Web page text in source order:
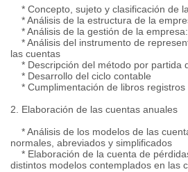
* Concepto, sujeto y clasificación de
* Análisis de la estructura de la
* Análisis de la gestión de la
* Análisis del instrumento de
las cuentas
* Descripción del método por partida
* Desarrollo del ciclo contable
* Cumplimentación de libros registros
2. Elaboración de las cuentas anuales
* Análisis de los modelos de las
normales, abreviados y simplificados
* Elaboración de la cuenta de
distintos modelos contemplados en las